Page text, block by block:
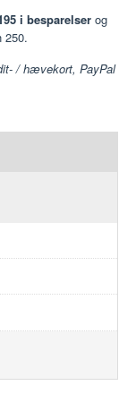
i besparelser og
250.
/ hævekort, PayPal